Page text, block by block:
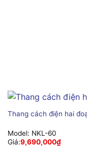
Thang cách điện hai
Model: NKL-60
Giá:9,690,000₫